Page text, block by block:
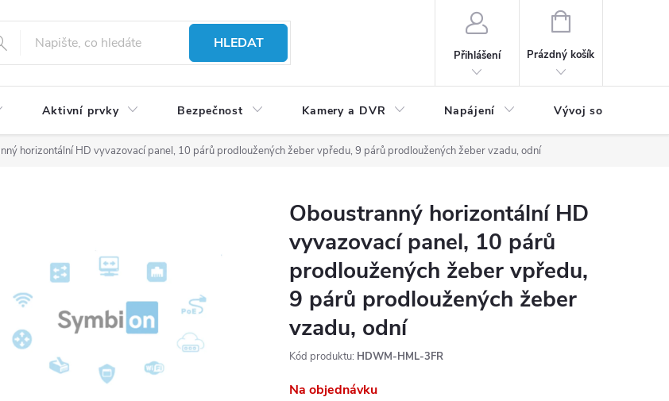
HLEDAT
Přihlášení
NÁKUPNÍ
Prázdný košík
Aktivní prvky Bezpečnost Kamery a DVR Napájení Vývoj software
horizontální HD vyvazovací panel, 10 párů prodloužených žeber vpředu, 9 párů prodloužených žeber vzadu, odní
Oboustranný horizontální HD
vyvazovací panel, 10 párů
prodloužených žeber vpředu,
9 párů prodloužených žeber
vzadu, odní
Kód produktu: HDWM-HML-3FR
Na objednávku